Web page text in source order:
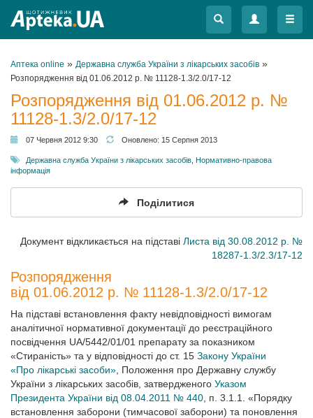
Меню
Меню
Аптека online » Державна служба України з лікарських засобів »
Розпорядження від 01.06.2012 р. № 11128-1.3/2.0/17-12
Розпорядження від 01.06.2012 р. №
11128-1.3/2.0/17-12
07 Червня 2012 9:30 Оновлено: 15 Серпня 2013
Державна служба України з лікарських засобів Нормативно-правова
інформація
Поділитися
Документ відкликається на підставі Листа від 30.08.2012 р. №
18287-1.3/2.3/17-12
Розпорядження
від 01.06.2012 р. № 11128-1.3/2.0/17-12
На підставі встановлення факту невідповідності вимогам
аналітичної нормативної документації до реєстраційного
посвідчення UA/5442/01/01 препарату за показником
«Стираність» та у відповідності до ст. 15 Закону України
«Про лікарські засоби» , Положення про Державну службу
України з лікарських засобів, затвердженого Указом
Президента України від 08.04.2011 № 440 , п. 3.1.1. «Порядку
встановлення заборони (тимчасової заборони) та поновлення